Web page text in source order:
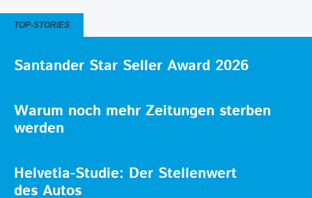
TOP-STORIES
Santander Star Seller Award 2026
Warum noch mehr Zeitungen sterben
werden
Helvetia-Studie: Der Stellenwert
des Autos